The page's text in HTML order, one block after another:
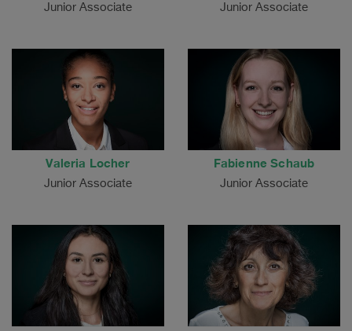
Junior Associate Junior Associate
Valeria Locher
Junior Associate
Fabienne Schaub
Junior Associate